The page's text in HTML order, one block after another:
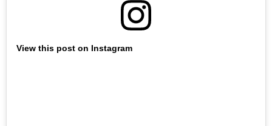
View this post on Instagram